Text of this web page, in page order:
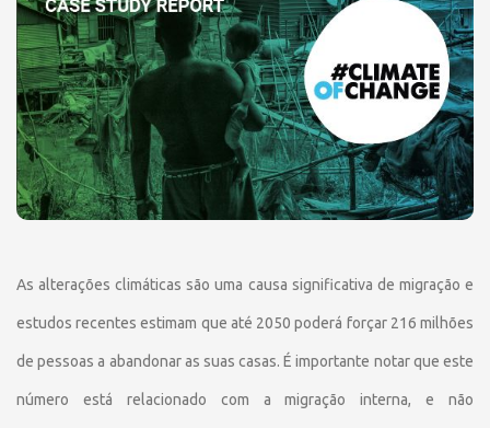
As alterações climáticas são uma causa significativa de migração e
estudos recentes estimam que até 2050 poderá forçar 216 milhões
de pessoas a abandonar as suas casas. É importante notar que este
número está relacionado com a migração interna, e não